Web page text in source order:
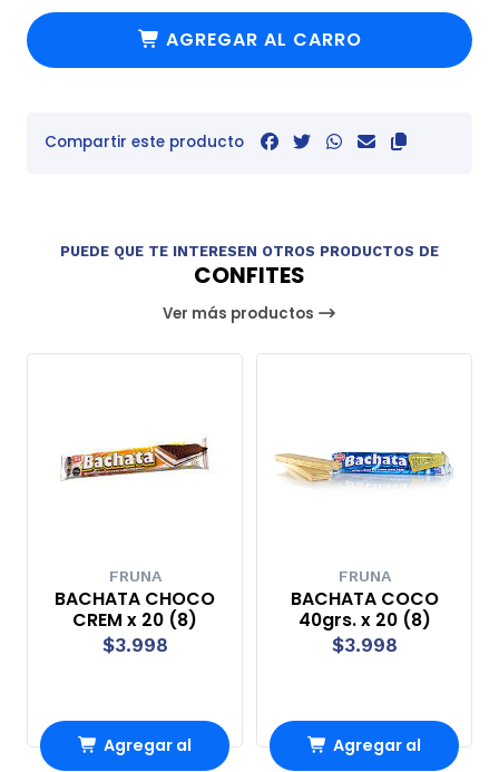
AGREGAR AL CARRO
Compartir este producto
PUEDE QUE TE INTERESEN OTROS PRODUCTOS DE
CONFITES
Ver más productos
FRUNA
BACHATA CHOCO
CREM x 20 (8)
$3.998
Agregar al
FRUNA
BACHATA COCO
40grs. x 20 (8)
$3.998
Agregar al